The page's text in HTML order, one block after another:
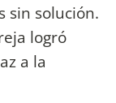
sin solución.
logró
a la